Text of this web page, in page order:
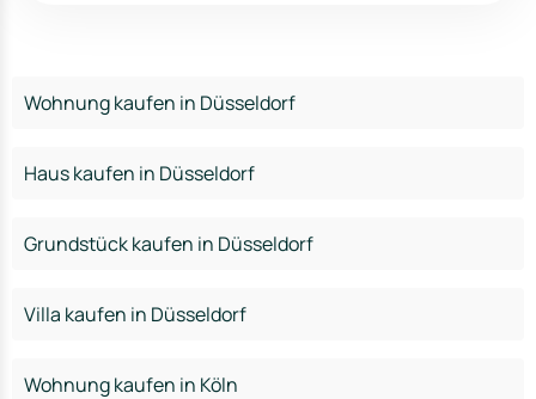
Wohnung kaufen in Düsseldorf
Haus kaufen in Düsseldorf
Grundstück kaufen in Düsseldorf
Villa kaufen in Düsseldorf
Wohnung kaufen in Köln